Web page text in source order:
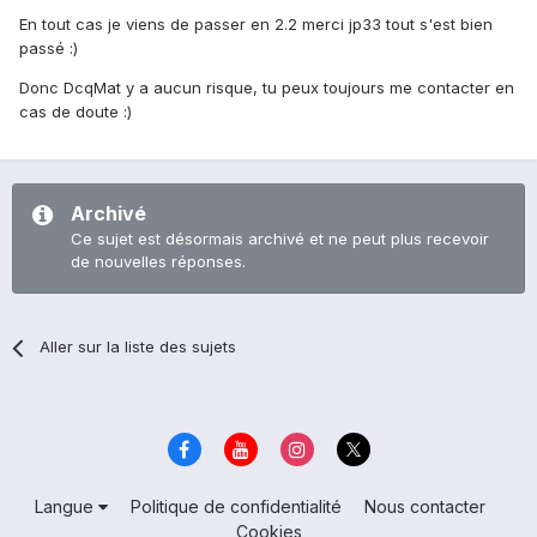
En tout cas je viens de passer en 2.2 merci jp33 tout s'est bien
passé :)
Donc DcqMat y a aucun risque, tu peux toujours me contacter en
cas de doute :)
Archivé
Ce sujet est désormais archivé et ne peut plus recevoir
de nouvelles réponses.
Aller sur la liste des sujets
Langue Politique de confidentialité
Nous contacter
Cookies